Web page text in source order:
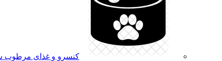
کنسرو و غذای